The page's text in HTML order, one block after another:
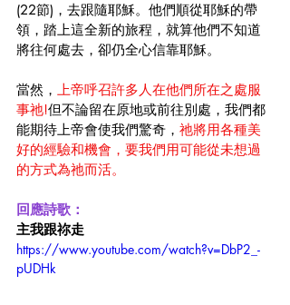
(22節)，去跟隨耶穌。他們順從耶穌的帶
領，踏上這全新的旅程，就算他們不知道
將往何處去，卻仍全心信靠耶穌。
當然， 上帝呼召許多人在他們所在之處服
事祂!但不論留在原地或前往別處，我們都
能期待上帝會使我們驚奇， 祂將用各種美
好的經驗和機會，要我們用可能從未想過
的方式為祂而活。
回應詩歌：
主我跟祢走
https://www.youtube.com/watch?v=DbP2_-
pUDHk